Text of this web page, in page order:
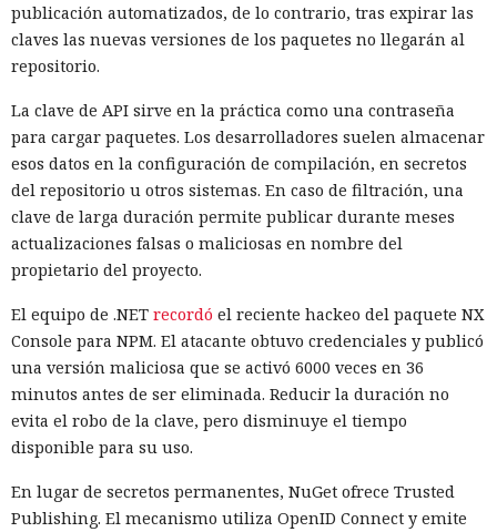
publicación automatizados, de lo contrario, tras expirar las
claves las nuevas versiones de los paquetes no llegarán al
repositorio.
La clave de API sirve en la práctica como una contraseña
para cargar paquetes. Los desarrolladores suelen almacenar
esos datos en la configuración de compilación, en secretos
del repositorio u otros sistemas. En caso de filtración, una
clave de larga duración permite publicar durante meses
actualizaciones falsas o maliciosas en nombre del
propietario del proyecto.
El equipo de .NET recordó el reciente hackeo del paquete NX
Console para NPM. El atacante obtuvo credenciales y publicó
una versión maliciosa que se activó 6000 veces en 36
minutos antes de ser eliminada. Reducir la duración no
evita el robo de la clave, pero disminuye el tiempo
disponible para su uso.
En lugar de secretos permanentes, NuGet ofrece Trusted
Publishing. El mecanismo utiliza OpenID Connect y emite